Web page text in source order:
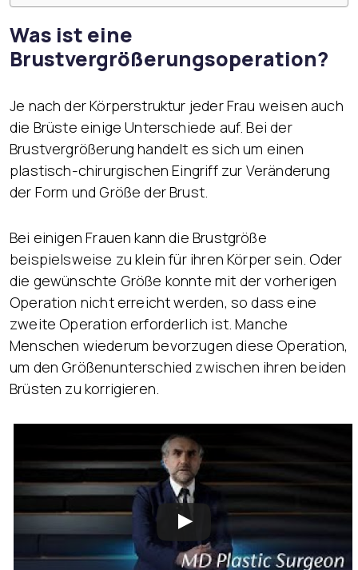
Was ist eine
Brustvergrößerungsoperation?
Je nach der Körperstruktur jeder Frau weisen auch
die Brüste einige Unterschiede auf. Bei der
Brustvergrößerung handelt es sich um einen
plastisch-chirurgischen Eingriff zur Veränderung
der Form und Größe der Brust.
Bei einigen Frauen kann die Brustgröße
beispielsweise zu klein für ihren Körper sein. Oder
die gewünschte Größe konnte mit der vorherigen
Operation nicht erreicht werden, so dass eine
zweite Operation erforderlich ist. Manche
Menschen wiederum bevorzugen diese Operation,
um den Größenunterschied zwischen ihren beiden
Brüsten zu korrigieren.